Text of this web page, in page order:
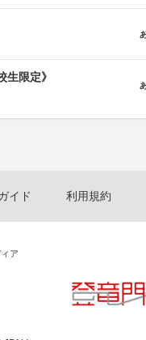
限定》
イド 利用規約
ア